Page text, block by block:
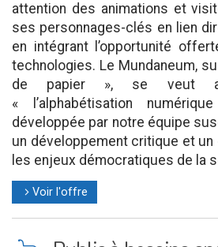
attention des animations et
ses personnages-clés en lien
en intégrant l’opportunité
technologies. Le Mundaneum,
de papier », se veut
« l’alphabétisation
développée par notre équipe
un développement critique et
les enjeux démocratiques de la
l Voir l'offre